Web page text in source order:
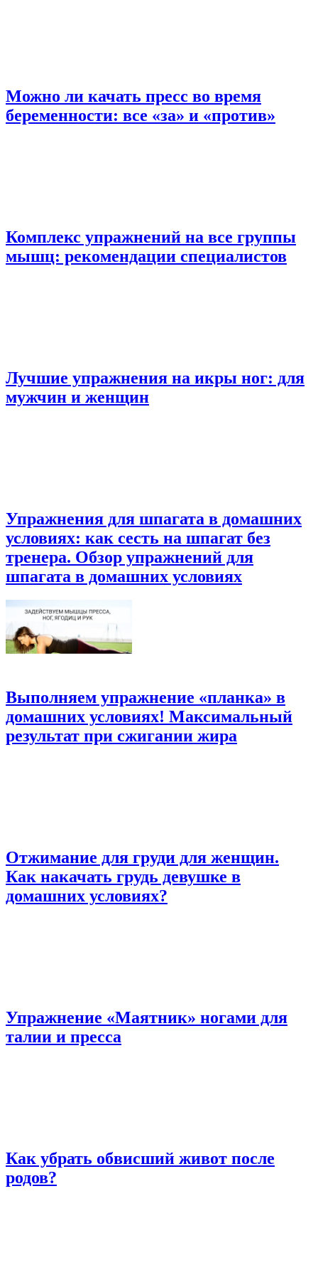
Можно ли качать пресс во время
беременности: все «за» и «против»
Комплекс упражнений на все группы
мышц: рекомендации специалистов
Лучшие упражнения на икры ног: для
мужчин и женщин
Упражнения для шпагата в домашних
условиях: как сесть на шпагат без
тренера. Обзор упражнений для
шпагата в домашних условиях
Выполняем упражнение «планка» в
домашних условиях! Максимальный
результат при сжигании жира
Отжимание для груди для женщин.
Как накачать грудь девушке в
домашних условиях?
Упражнение «Маятник» ногами для
талии и пресса
Как убрать обвисший живот после
родов?